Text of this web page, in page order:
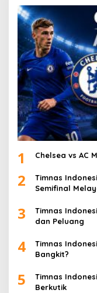
1 Chelsea vs AC
2
Timnas
Semifinal
3
Timnas
dan Peluang
4
Timnas
Bangkit?
5
Timnas
Berkutik